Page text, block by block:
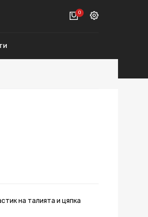
0
Е ПРАЗНА.
на талията и цяпка